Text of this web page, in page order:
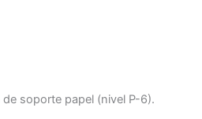
soporte papel (nivel P-6).